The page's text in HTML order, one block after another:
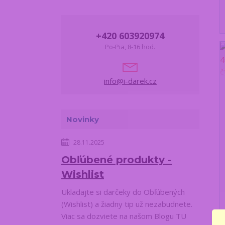
+420 603920974
Po-Pia, 8-16 hod.
info@i-darek.cz
Novinky
28.11.2025
Obľúbené produkty -
Wishlist
Ukladajte si darčeky do Obľúbených
(Wishlist) a žiadny tip už nezabudnete.
Viac sa dozviete na našom Blogu TU